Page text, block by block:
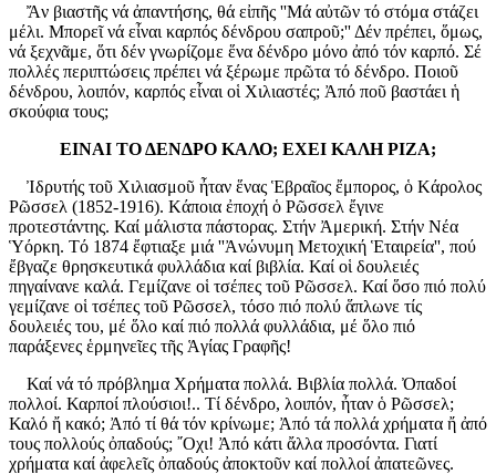
Ἄν βιαστῆς νά ἀπαντήσης, θά εἰπῆς ''Μά αὐτῶν τό στόμα στάζει
μέλι. Μπορεῖ νά εἶναι καρπός δένδρου σαπροῦ;'' Δέν πρέπει, ὅμως,
νά ξεχνᾶμε, ὅτι δέν γνωρίζομε ἕνα δένδρο μόνο ἀπό τόν καρπό. Σέ
πολλές περιπτώσεις πρέπει νά ξέρωμε πρῶτα τό δένδρο. Ποιοῦ
δένδρου, λοιπόν, καρπός εἶναι οἱ Χιλιαστές; Ἀπό ποῦ βαστάει ἡ
σκούφια τους;
ΕΙΝΑΙ ΤΟ ΔΕΝΔΡΟ ΚΑΛΟ; ΕΧΕΙ ΚΑΛΗ ΡΙΖΑ;
Ἰδρυτής τοῦ Χιλιασμοῦ ἦταν ἕνας Ἑβραῖος ἔμπορος, ὁ Κάρολος
Ρῶσσελ (1852-1916). Κάποια ἐποχή ὁ Ρῶσσελ ἔγινε
προτεστάντης. Καί μάλιστα πάστορας. Στήν Ἀμερική. Στήν Νέα
Ὑόρκη. Τό 1874 ἔφτιαξε μιά ''Ἀνώνυμη Μετοχική Ἑταιρεία'', πού
ἔβγαζε θρησκευτικά φυλλάδια καί βιβλία. Καί οἱ δουλειές
πηγαίνανε καλά. Γεμίζανε οἱ τσέπες τοῦ Ρῶσσελ. Καί ὅσο πιό πολύ
γεμίζανε οἱ τσέπες τοῦ Ρῶσσελ, τόσο πιό πολύ ἅπλωνε τίς
δουλειές του, μέ ὅλο καί πιό πολλά φυλλάδια, μέ ὅλο πιό
παράξενες ἑρμηνεῖες τῆς Ἁγίας Γραφῆς!
Καί νά τό πρόβλημα Χρήματα πολλά. Βιβλία πολλά. Ὀπαδοί
πολλοί. Καρποί πλούσιοι!.. Τί δένδρο, λοιπόν, ἦταν ὁ Ρῶσσελ;
Καλό ἤ κακό; Ἀπό τί θά τόν κρίνωμε; Ἀπό τά πολλά χρήματα ἤ ἀπό
τους πολλούς ὀπαδούς; ῎Οχι! Ἀπό κάτι ἄλλα προσόντα. Γιατί
χρήματα καί ἀφελεῖς ὀπαδούς ἀποκτοῦν καί πολλοί ἀπατεῶνες.